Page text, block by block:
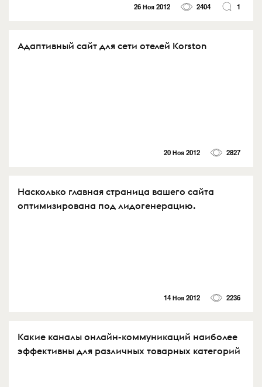
26 Ноя 2012 2404 1
Адаптивный сайт для сети отелей Korston
20 Ноя 2012 2827
Насколько главная страница вашего сайта
оптимизирована под лидогенерацию.
14 Ноя 2012 2236
Какие каналы онлайн-коммуникаций наиболее
эффективны для различных товарных категорий